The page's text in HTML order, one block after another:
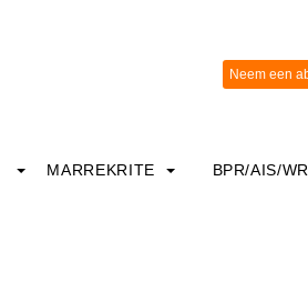
MARREKRITE BPR/AIS/